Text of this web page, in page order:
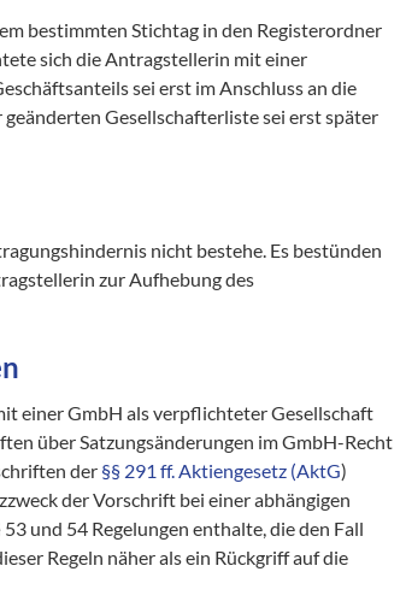
bestimmten Stichtag in den Registerordner
sich die Antragstellerin mit einer
sei erst im Anschluss an die
Gesellschafterliste sei erst später
nicht bestehe. Es bestünden
zur Aufhebung des
einer GmbH als verpflichteter Gesellschaft
über Satzungsänderungen im GmbH-Recht
der §§ 291 ff. Aktiengesetz (AktG)
der Vorschrift bei einer abhängigen
und 54 Regelungen enthalte, die den Fall
Regeln näher als ein Rückgriff auf die